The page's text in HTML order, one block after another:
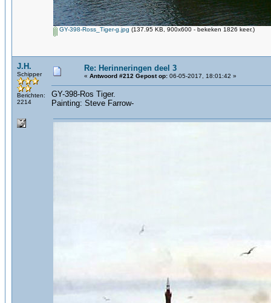
GY-398-Ross_Tiger-g.jpg (137.95 KB, 900x600 - bekeken 1826 keer.)
J.H.
Schipper
Berichten:
2214
Re: Herinneringen deel 3
« Antwoord #212 Gepost op: 06-05-2017, 18:01:42 »
GY-398-Ros Tiger.
Painting: Steve Farrow-